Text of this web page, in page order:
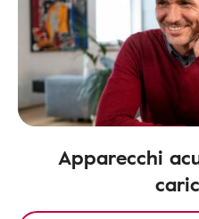
Apparecchi